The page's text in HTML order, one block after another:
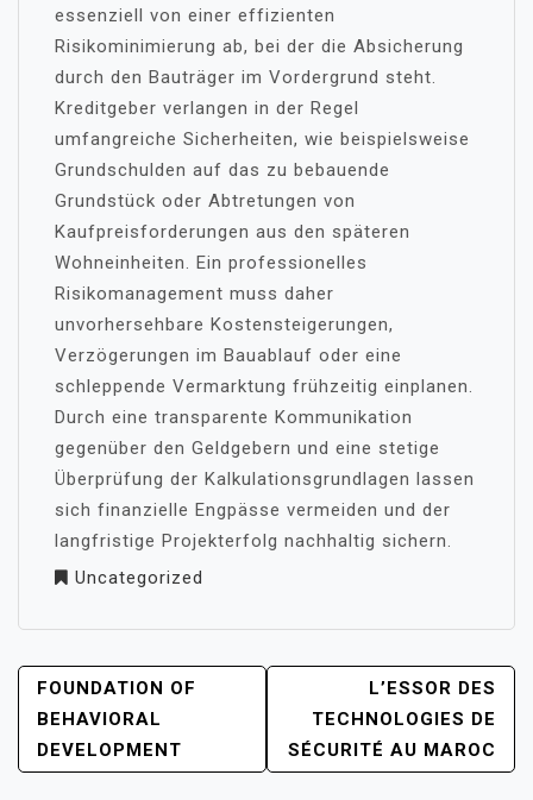
essenziell von einer effizienten
Risikominimierung ab, bei der die Absicherung
durch den Bauträger im Vordergrund steht.
Kreditgeber verlangen in der Regel
umfangreiche Sicherheiten, wie beispielsweise
Grundschulden auf das zu bebauende
Grundstück oder Abtretungen von
Kaufpreisforderungen aus den späteren
Wohneinheiten. Ein professionelles
Risikomanagement muss daher
unvorhersehbare Kostensteigerungen,
Verzögerungen im Bauablauf oder eine
schleppende Vermarktung frühzeitig einplanen.
Durch eine transparente Kommunikation
gegenüber den Geldgebern und eine stetige
Überprüfung der Kalkulationsgrundlagen lassen
sich finanzielle Engpässe vermeiden und der
langfristige Projekterfolg nachhaltig sichern.
Uncategorized
POST
NAVIGATION
FOUNDATION OF
BEHAVIORAL
DEVELOPMENT
L’ESSOR DES
TECHNOLOGIES DE
SÉCURITÉ AU MAROC